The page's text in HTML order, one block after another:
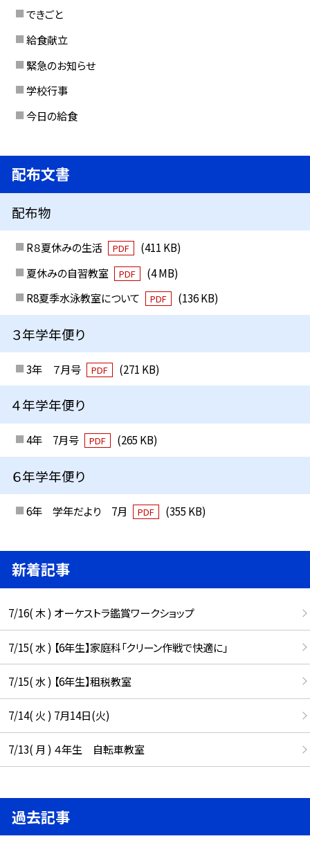
できごと
給食献立
緊急のお知らせ
学校行事
今日の給食
配布文書
配布物
R８夏休みの生活 PDF
(411 KB)
夏休みの自習教室
PDF
(4 MB)
R8夏季水泳教室について
PDF (136 KB)
３年学年便り
3年 ７月号 PDF (271 KB)
４年学年便り
4年 7月号 PDF (265 KB)
６年学年便り
6年 学年だより 7月 PDF (355 KB)
新着記事
7/16( 木 ) オーケストラ鑑賞ワークショップ
7/15( 水 ) 【6年生】家庭科「クリーン作戦で快適に」
7/15( 水 ) 【6年生】租税教室
7/14( 火 ) 7月14日(火)
7/13( 月 ) ４年生 自転車教室
過去記事